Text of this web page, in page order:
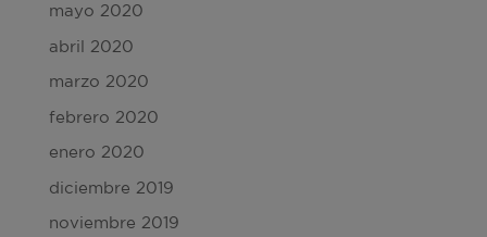
mayo 2020
abril 2020
marzo 2020
febrero 2020
enero 2020
diciembre 2019
noviembre 2019